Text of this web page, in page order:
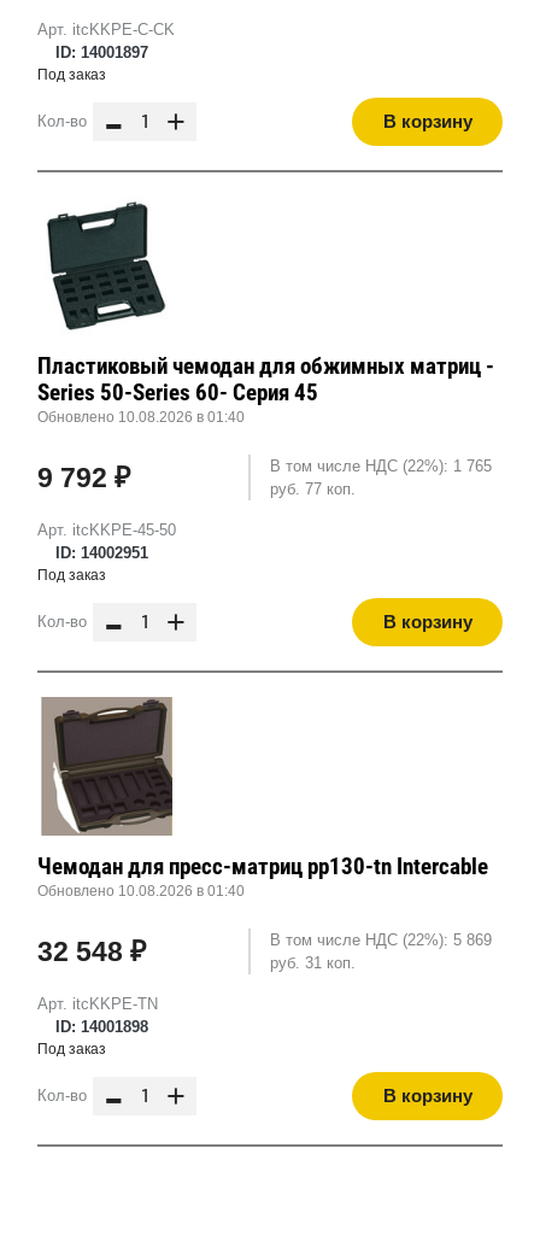
Арт. itcKKPE-C-CK
ID: 14001897
Под заказ
Кол-во - + В корзину
Арт. itcKKPE-45-50
ID: 14002951
Пластиковый чемодан для обжимных матриц -
Series 50-Series 60- Серия 45
Обновлено 10.08.2026 в 01:40
9 792 ₽
В том числе НДС (22%): 1 765
руб. 77 коп.
Под заказ
Кол-во - + В корзину
Арт. itcKKPE-TN
ID: 14001898
Чемодан для пресс-матриц pp130-tn Intercable
Обновлено 10.08.2026 в 01:40
32 548 ₽
В том числе НДС (22%): 5 869
руб. 31 коп.
Под заказ
Кол-во - + В корзину